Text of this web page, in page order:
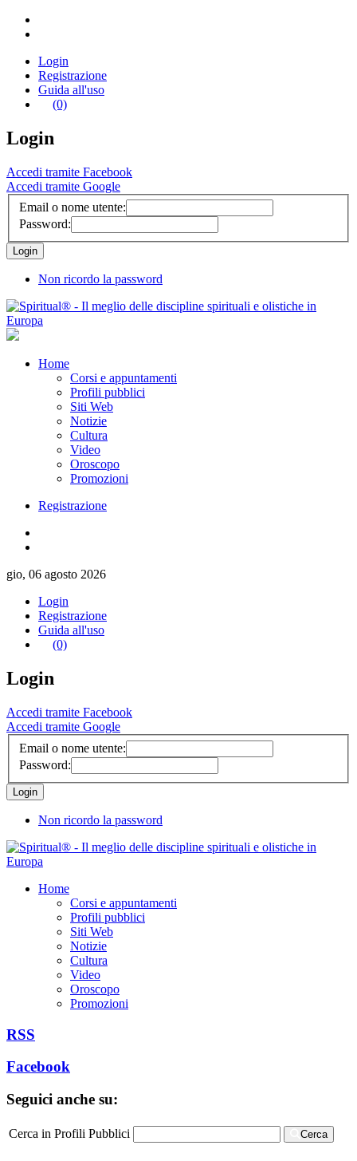
Login
Registrazione
Guida all'uso
(0)
Login
Accedi tramite Facebook
Accedi tramite Google
Email o nome utente:
Password:
Non ricordo la password
Home
Corsi e appuntamenti
Profili pubblici
Siti Web
Notizie
Cultura
Video
Oroscopo
Promozioni
Registrazione
gio, 06 agosto 2026
Login
Registrazione
Guida all'uso
(0)
Login
Accedi tramite Facebook
Accedi tramite Google
Email o nome utente:
Password:
Non ricordo la password
Home
Corsi e appuntamenti
Profili pubblici
Siti Web
Notizie
Cultura
Video
Oroscopo
Promozioni
RSS
Facebook
Seguici anche su:
Cerca in Profili Pubblici Cerca